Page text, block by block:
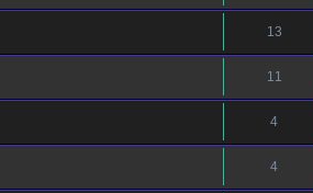
13
11
4
4